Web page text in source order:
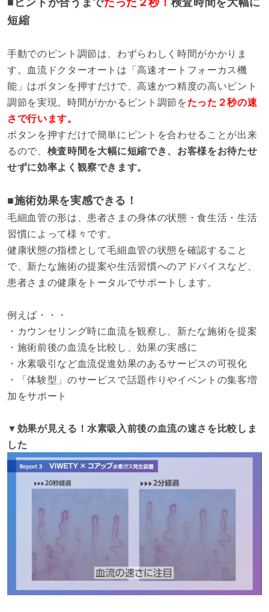
短縮
手動でのピント調節は、わずらわしく時間がかかりま
す。血流ドクターオートは「高速オートフォーカス機
能」はボタンを押すだけで、高速かつ精度の高いピント
調節を実現。時間がかかるピント調節をたった２秒の速
さで行います。
ボタンを押すだけで簡単にピントを合わせることが出来
るので、 検査時間を大幅に短縮でき、お客様をお待たせ
せずに効率よく観察できます。
■施術効果を実感できる！
毛細血管の形は、患者さまの身体の状態・食生活・生活
習慣によって様々です。
健康状態の指標として毛細血管の状態を確認すること
で、新たな施術の提案や生活習慣へのアドバイスなど、
患者さまの健康をトータルでサポートします。
例えば・・・
・カウンセリング時に血流を観察し、新たな施術を提案
・施術前後の血流を比較し、効果の実感に
・水素吸引など血流促進効果のあるサービスの可視化
・「体験型」のサービスで話題作りやイベントの集客増
加をサポート
▼効果が見える！水素吸入前後の血流の速さを比較しま
した